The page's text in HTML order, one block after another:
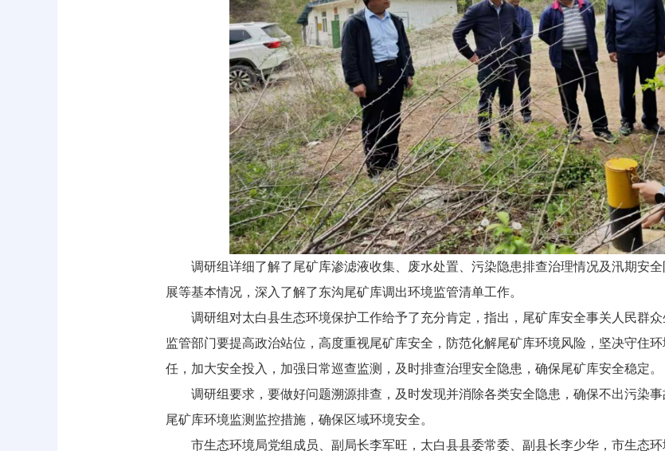
调研组详细了解了尾矿库渗滤液收集、废水处置、污染隐患排查治理情况及汛期安
展等基本情况，深入了解了东沟尾矿库调出环境监管清单工作。
调研组对太白县生态环境保护工作给予了充分肯定，指出，尾矿库安全事关人民群
监管部门要提高政治站位，高度重视尾矿库安全，防范化解尾矿库环境风险，坚决守住
任，加大安全投入，加强日常巡查监测，及时排查治理安全隐患，确保尾矿库安全稳定。
调研组要求，要做好问题溯源排查，及时发现并消除各类安全隐患，确保不出污染
尾矿库环境监测监控措施，确保区域环境安全。
市生态环境局党组成员、副局长李军旺，太白县县委常委、副县长李少华，市生态